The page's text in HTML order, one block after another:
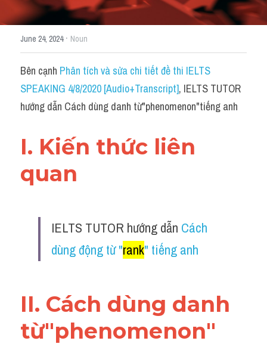
June 24, 2024· Noun
Bên cạnh Phân tích và sửa chi tiết đề thi IELTS
SPEAKING 4/8/2020 [Audio+Transcript], IELTS TUTOR
hướng dẫn Cách dùng danh từ"phenomenon"tiếng anh
I. Kiến thức liên
quan
IELTS TUTOR hướng dẫn Cách
dùng động từ "rank" tiếng anh
II. Cách dùng danh
từ"phenomenon"